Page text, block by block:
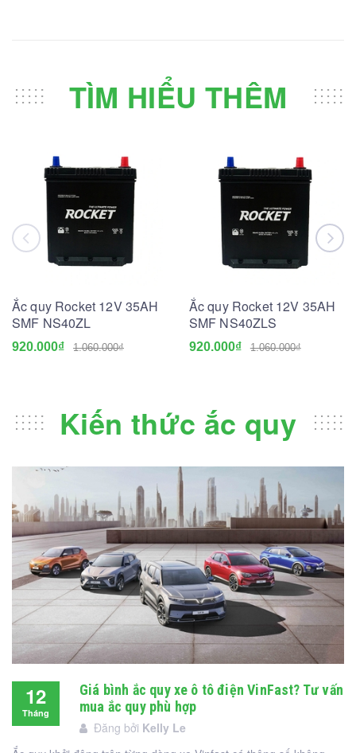
TÌM HIỂU THÊM
Ắc quy Rocket 12V 35AH
SMF NS40ZL
920.000₫ 1.060.000₫
Ắc quy Rocket 12V 35AH
SMF NS40ZLS
920.000₫ 1.060.000₫
Kiến thức ắc quy
12
Tháng
Giá bình ắc quy xe ô tô điện VinFast? Tư vấn
mua ắc quy phù hợp
Đăng bởi Kelly Le